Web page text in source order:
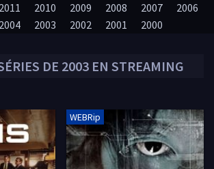
DE 2003EN STREAMING
WEBRip
2011 2010 2009 2008 2007
2006
2004 2003 2002 2001 2000